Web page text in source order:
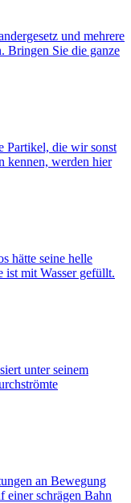
und mehrere
Bringen Sie die ganze
Partikel, die wir sonst
kennen, werden hier
hätte seine helle
ist mit Wasser gefüllt.
unter seinem
an Bewegung
einer schrägen Bahn